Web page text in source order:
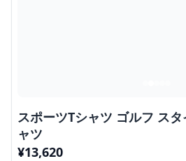
スポーツTシャツ ゴルフ ス
ャツ
¥13,620